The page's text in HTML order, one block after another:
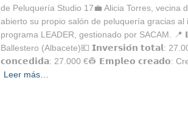
de Peluquería Studio 17💼 Alicia Torres, vecina
abierto su propio salón de peluquería gracias al
programa LEADER, gestionado por SACAM. 📍
Ballestero (Albacete)💶 𝗜𝗻𝘃𝗲𝗿𝘀𝗶𝗼́𝗻 𝘁𝗼𝘁𝗮𝗹:
𝗰𝗼𝗻𝗰𝗲𝗱𝗶𝗱𝗮: 27.000 €👷 𝗘𝗺𝗽𝗹𝗲𝗼 𝗰𝗿𝗲𝗮𝗱𝗼:
Leer más…